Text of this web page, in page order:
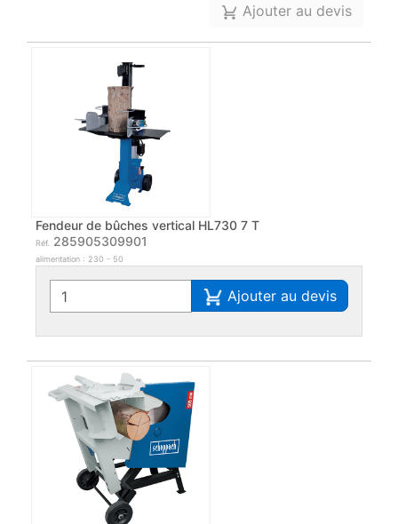
Ajouter au devis
Fendeur de bûches vertical HL730 7 T
Réf. 285905309901
alimentation : 230 - 50
Ajouter au devis